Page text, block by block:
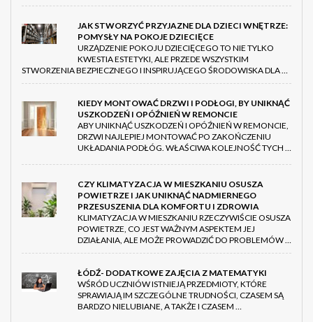
JAK STWORZYĆ PRZYJAZNE DLA DZIECI WNĘTRZE:
POMYSŁY NA POKOJE DZIECIĘCE
URZĄDZENIE POKOJU DZIECIĘCEGO TO NIE TYLKO
KWESTIA ESTETYKI, ALE PRZEDE WSZYSTKIM
STWORZENIA BEZPIECZNEGO I INSPIRUJĄCEGO ŚRODOWISKA DLA …
KIEDY MONTOWAĆ DRZWI I PODŁOGI, BY UNIKNĄĆ
USZKODZEŃ I OPÓŹNIEŃ W REMONCIE
ABY UNIKNĄĆ USZKODZEŃ I OPÓŹNIEŃ W REMONCIE,
DRZWI NAJLEPIEJ MONTOWAĆ PO ZAKOŃCZENIU
UKŁADANIA PODŁÓG. WŁAŚCIWA KOLEJNOŚĆ TYCH …
CZY KLIMATYZACJA W MIESZKANIU OSUSZA
POWIETRZE I JAK UNIKNĄĆ NADMIERNEGO
PRZESUSZENIA DLA KOMFORTU I ZDROWIA
KLIMATYZACJA W MIESZKANIU RZECZYWIŚCIE OSUSZA
POWIETRZE, CO JEST WAŻNYM ASPEKTEM JEJ
DZIAŁANIA, ALE MOŻE PROWADZIĆ DO PROBLEMÓW …
ŁÓDŹ- DODATKOWE ZAJĘCIA Z MATEMATYKI
WŚRÓD UCZNIÓW ISTNIEJĄ PRZEDMIOTY, KTÓRE
SPRAWIAJĄ IM SZCZEGÓLNE TRUDNOŚCI, CZASEM SĄ
BARDZO NIELUBIANE, A TAKŻE I CZASEM …